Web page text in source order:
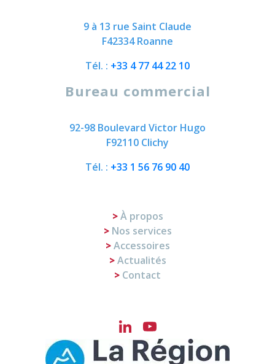
9 à 13 rue Saint Claude
F42334 Roanne
Tél. : +33 4 77 44 22 10
Bureau commercial
92-98 Boulevard Victor Hugo
F92110 Clichy
Tél. : +33 1 56 76 90 40
À propos
Nos services
Accessoires
Actualités
Contact
LinkedIn
Channel